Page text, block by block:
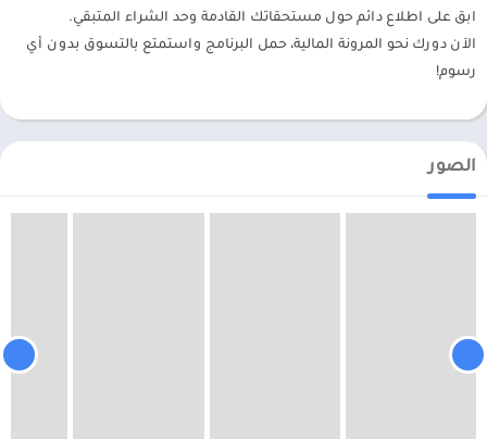
ابق على اطلاع دائم حول مستحقاتك القادمة وحد الشراء المتبقي.
الآن دورك نحو المرونة المالية، حمل البرنامج واستمتع بالتسوق بدون أي
رسوم!
الصور